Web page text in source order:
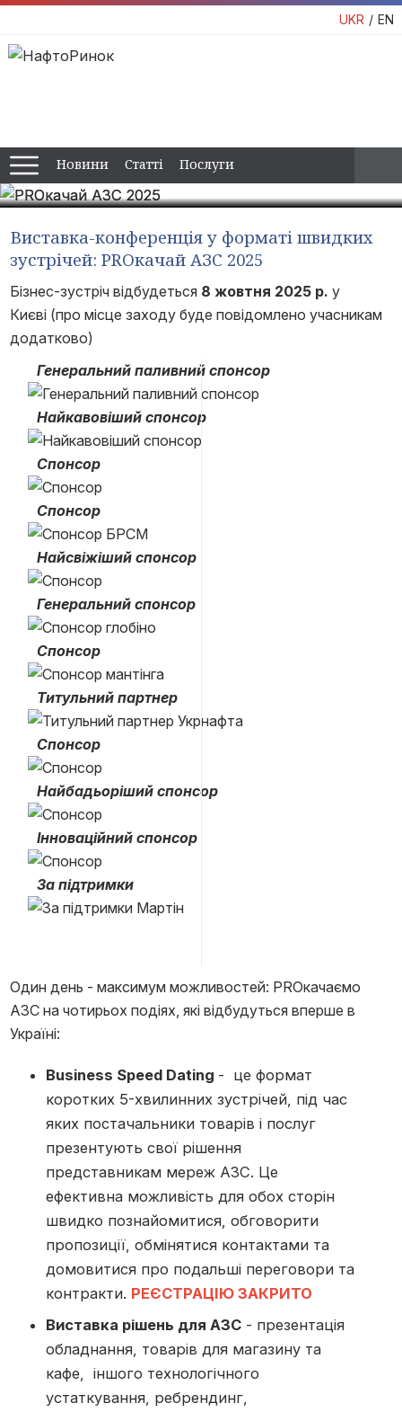
UKR EN
Новини Статті Послуги
PROкачай АЗС 2025
08.10.2025 - 08.10.2025
Виставка-конференція у форматі швидких
зустрічей: PROкачай АЗС 2025
Бізнес-зустріч відбудеться 8 жовтня 2025 р.у
Києві (про місце заходу буде повідомлено учасникам
додатково)
Генеральний паливний спонсор
Найкавовіший спонсор
Спонсор
Спонсор
Найсвіжіший спонсор
Генеральний спонсор
Cпонсор
Титульний партнер
Cпонсор
Найбадьоріший спонсор
Інноваційний спонсор
За підтримки
Один день - максимум можливостей: PROкачаємо
АЗС на чотирьох подіях, які відбудуться вперше в
Україні:
Business Speed Dating - це формат
коротких 5-хвилинних зустрічей, під час
яких постачальники товарів і послуг
презентують свої рішення
представникам мереж АЗС. Це
ефективна можливість для обох сторін
швидко познайомитися, обговорити
пропозиції, обмінятися контактами та
домовитися про подальші переговори та
контракти. РЕЄСТРАЦІЮ ЗАКРИТО
Виставка рішень для АЗС - презентація
обладнання, товарів для магазину та
кафе, іншого технологічного
устаткування, ребрендинг,